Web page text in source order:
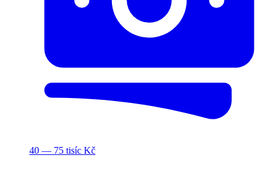
40 — 75 tisíc Kč